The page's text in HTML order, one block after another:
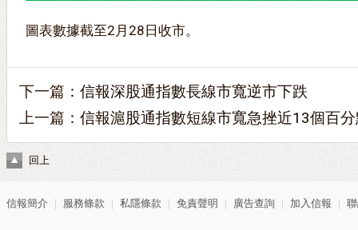
圖表數據截至2月28日收市。
下一篇： 信報深股通指數長線市寬逆市下跌
上一篇： 信報滬股通指數短線市寬急挫近13個百
回上
信報簡介 服務條款 私隱條款 免責聲明 廣告查詢 加入信報